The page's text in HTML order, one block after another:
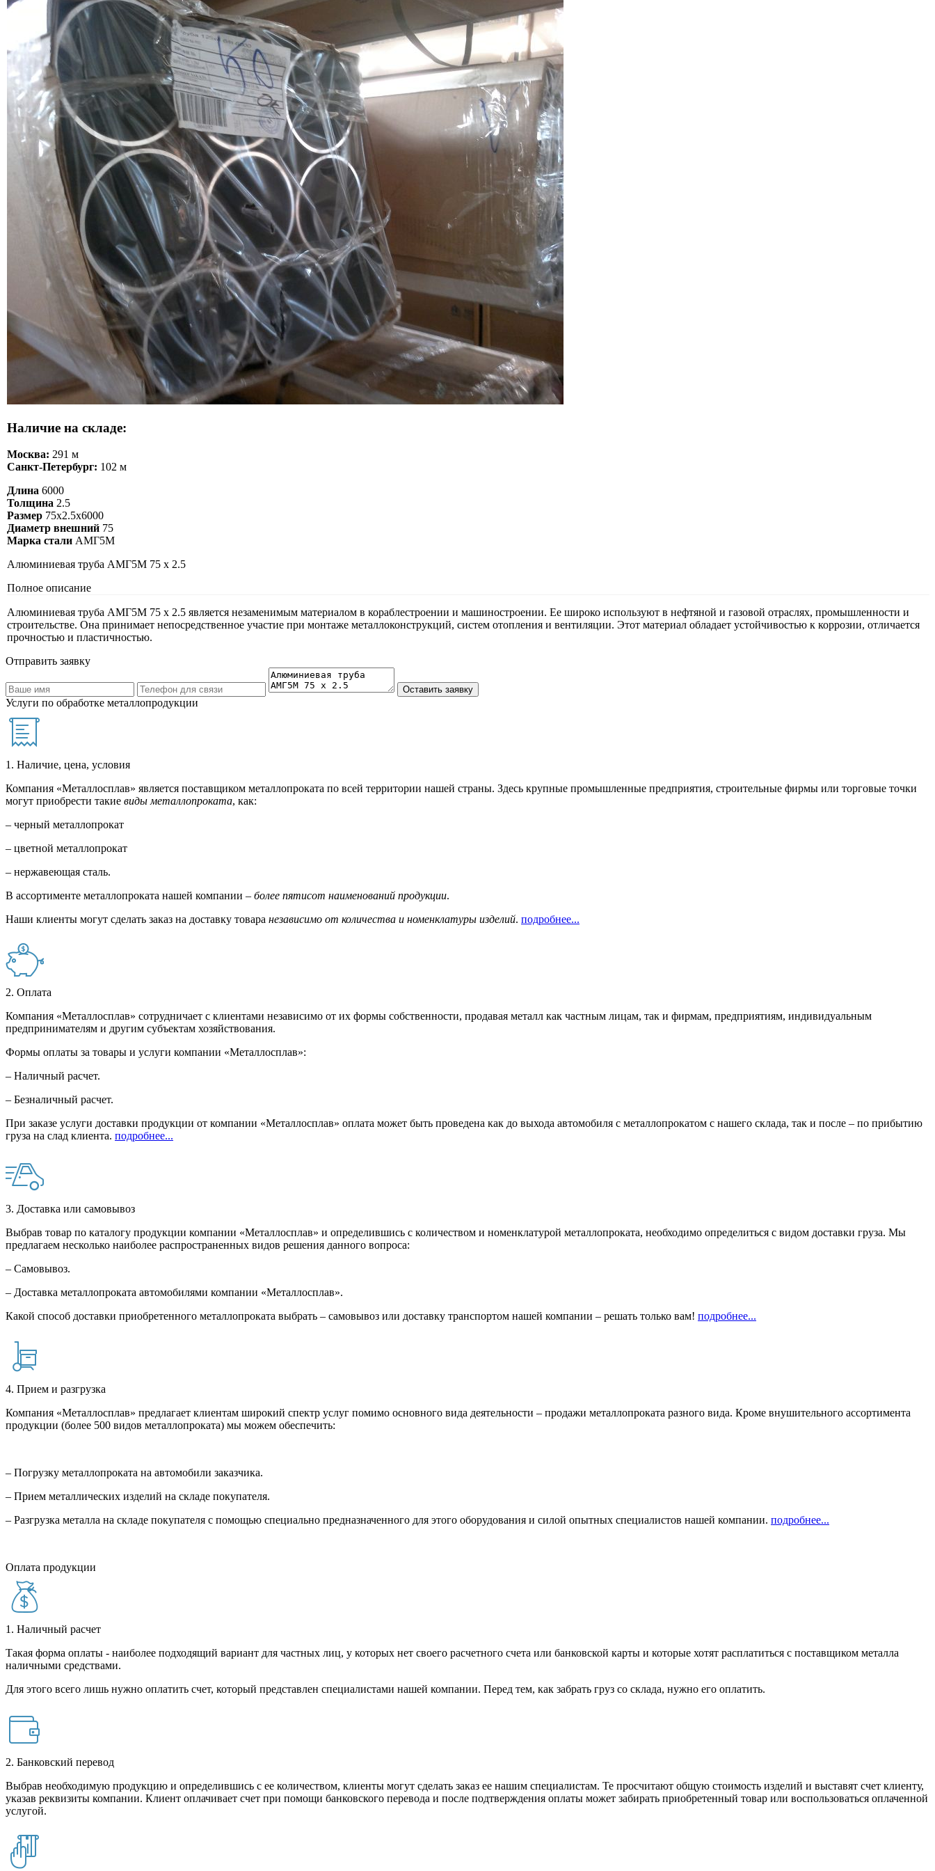
Наличие на складе:
Москва: 291 м
Санкт-Петербург: 102 м
Длина 6000
Толщина 2.5
Размер 75х2.5х6000
Диаметр внешний 75
Марка стали АМГ5М
Алюминиевая труба АМГ5М 75 х 2.5
Полное описание
Алюминиевая труба АМГ5М 75 х 2.5 является незаменимым материалом в кораблестроении и машиностроении. Ее широко используют в нефтяной и газовой отраслях, промышленности и
строительстве. Она принимает непосредственное участие при монтаже металлоконструкций, систем отопления и вентиляции. Этот материал обладает устойчивостью к коррозии, отличается
прочностью и пластичностью.
Отправить заявку
Услуги по обработке металлопродукции
1. Наличие, цена, условия
Компания «Металлосплав» является поставщиком металлопроката по всей территории нашей страны. Здесь крупные промышленные предприятия, строительные фирмы или торговые точки
могут приобрести такие виды металлопроката, как:
– черный металлопрокат
– цветной металлопрокат
– нержавеющая сталь.
В ассортименте металлопроката нашей компании – более пятисот наименований продукции.
Наши клиенты могут сделать заказ на доставку товара независимо от количества и номенклатуры изделий. подробнее...
2. Оплата
Компания «Металлосплав» сотрудничает с клиентами независимо от их формы собственности, продавая металл как частным лицам, так и фирмам, предприятиям, индивидуальным
предпринимателям и другим субъектам хозяйствования.
Формы оплаты за товары и услуги компании «Металлосплав»:
– Наличный расчет.
– Безналичный расчет.
При заказе услуги доставки продукции от компании «Металлосплав» оплата может быть проведена как до выхода автомобиля с металлопрокатом с нашего склада, так и после – по прибытию
груза на слад клиента. подробнее...
3. Доставка или самовывоз
Выбрав товар по каталогу продукции компании «Металлосплав» и определившись с количеством и номенклатурой металлопроката, необходимо определиться с видом доставки груза. Мы
предлагаем несколько наиболее распространенных видов решения данного вопроса:
– Самовывоз.
– Доставка металлопроката автомобилями компании «Металлосплав».
Какой способ доставки приобретенного металлопроката выбрать – самовывоз или доставку транспортом нашей компании – решать только вам! подробнее...
4. Прием и разгрузка
Компания «Металлосплав» предлагает клиентам широкий спектр услуг помимо основного вида деятельности – продажи металлопроката разного вида. Кроме внушительного ассортимента
продукции (более 500 видов металлопроката) мы можем обеспечить:
– Погрузку металлопроката на автомобили заказчика.
– Прием металлических изделий на складе покупателя.
– Разгрузка металла на складе покупателя с помощью специально предназначенного для этого оборудования и силой опытных специалистов нашей компании. подробнее...
Оплата продукции
1. Наличный расчет
Такая форма оплаты - наиболее подходящий вариант для частных лиц, у которых нет своего расчетного счета или банковской карты и которые хотят расплатиться с поставщиком металла
наличными средствами.
Для этого всего лишь нужно оплатить счет, который представлен специалистами нашей компании. Перед тем, как забрать груз со склада, нужно его оплатить.
2. Банковский перевод
Выбрав необходимую продукцию и определившись с ее количеством, клиенты могут сделать заказ ее нашим специалистам. Те просчитают общую стоимость изделий и выставят счет клиенту,
указав реквизиты компании. Клиент оплачивает счет при помощи банковского перевода и после подтверждения оплаты может забирать приобретенный товар или воспользоваться оплаченной
услугой.